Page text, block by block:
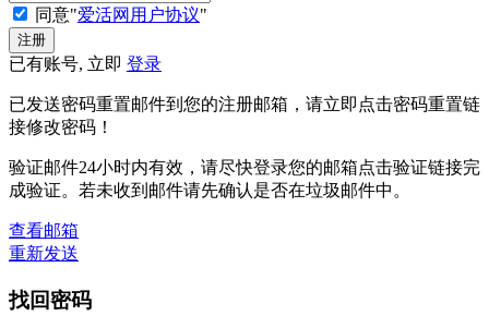
同意"爱活网用户协议"
已有账号, 立即 登录
已发送密码重置邮件到您的注册邮箱，请立即点击密码重置链
接修改密码！
验证邮件24小时内有效，请尽快登录您的邮箱点击验证链接完
成验证。若未收到邮件请先确认是否在垃圾邮件中。
查看邮箱
重新发送
找回密码